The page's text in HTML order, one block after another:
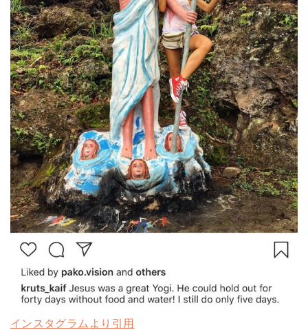
インスタグラムより引用